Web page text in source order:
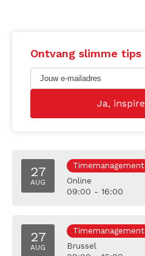
Ontvang slimme tips
27
AUG
Timemanagement
Online
09:00 - 16:00
27
AUG
Timemanagement
Brussel